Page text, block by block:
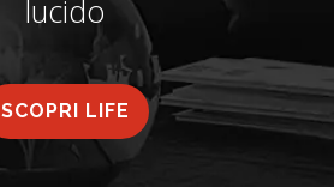
lucido
SCOPRI LIFE